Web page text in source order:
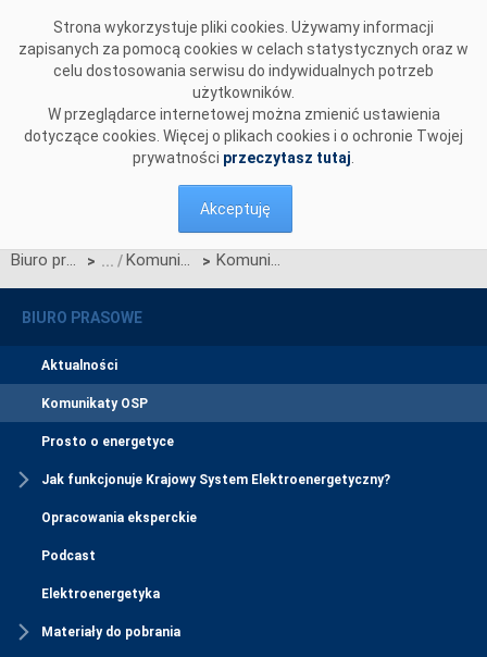
Strona wykorzystuje pliki cookies. Używamy informacji
zapisanych za pomocą cookies w celach statystycznych oraz w
celu dostosowania serwisu do indywidualnych potrzeb
użytkowników.
W przeglądarce internetowej można zmienić ustawienia
dotyczące cookies. Więcej o plikach cookies i o ochronie Twojej
prywatności przeczytasz tutaj
Akceptuję
Biuro prasowe > Komunikaty OSP > Komunikat OSP w sprawie procesu konsultacji zmian IRiESP
BIURO PRASOWE
Aktualności
Komunikaty OSP
Prosto o energetyce
Jak funkcjonuje Krajowy System Elektroenergetyczny?
Opracowania eksperckie
Podcast
Elektroenergetyka
Materiały do pobrania